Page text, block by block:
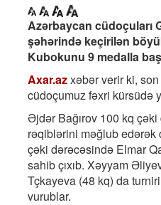
Azərbaycan cüdoçuları
şəhərində keçirilən
Kubokunu 9 medalla
Axar.azxəbər verir ki,
cüdoçumuz fəxri kürsüdə
Əjdər Bağırov 100 kq
rəqiblərini məğlub edərək
çəki dərəcəsində Elmar
sahib çıxıb. Xəyyam
Tçkayeva (48 kq) da
vurublar.